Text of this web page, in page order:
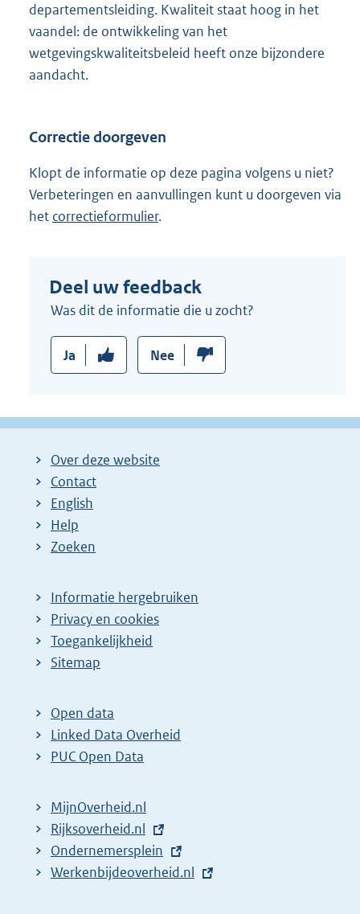
departementsleiding. Kwaliteit staat hoog in het
vaandel: de ontwikkeling van het
wetgevingskwaliteitsbeleid heeft onze bijzondere
aandacht.
Correctie doorgeven
Klopt de informatie op deze pagina volgens u niet?
Verbeteringen en aanvullingen kunt u doorgeven via
het correctieformulier.
Deel uw feedback
Was dit de informatie die u zocht?
Ja Nee
Over deze website
Contact
English
Help
Zoeken
Informatie hergebruiken
Privacy en cookies
Toegankelijkheid
Sitemap
Open data
Linked Data Overheid
PUC Open Data
MijnOverheid.nl
E
x
t
Rijksoverheid.nl
E
x
Ondernemersplein
E
Werkenbijdeoverheid.nl